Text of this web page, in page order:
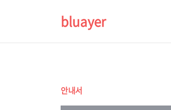
bluayer
안내서